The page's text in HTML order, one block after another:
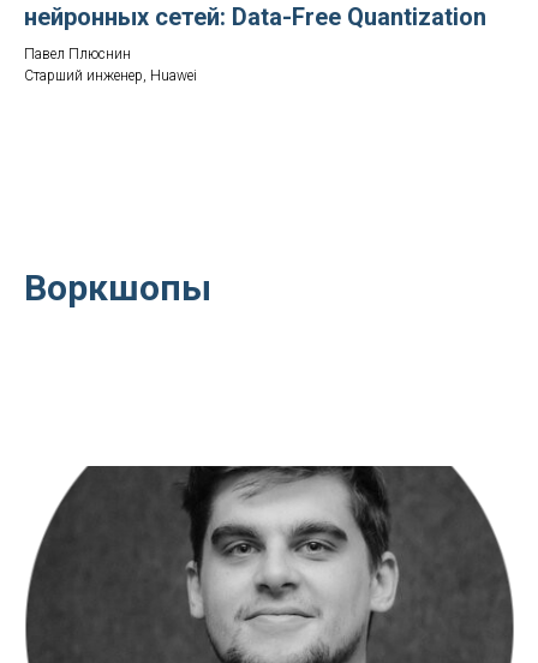
нейронных сетей: Data-Free Quantization
Павел Плюснин
Старший инженер, Huawei
Воркшопы